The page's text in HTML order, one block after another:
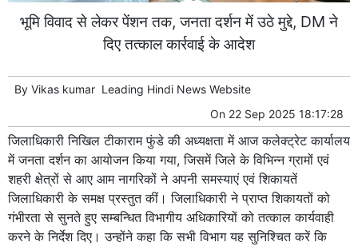
भूमि विवाद से लेकर पेंशन तक, जनता दर्शन में उठे मुद्दे, DM ने
दिए तत्काल कार्रवाई के आदेश
By Vikas kumar Leading Hindi News Website
On 22 Sep 2025 18:17:28
जिलाधिकारी निखिल टीकाराम फुंडे की अध्यक्षता में आज कलेक्ट्रेट कार्यालय
में जनता दर्शन का आयोजन किया गया, जिसमें जिले के विभिन्न ग्रामों एवं
शहरी क्षेत्रों से आए आम नागरिकों ने अपनी समस्याएं एवं शिकायतें
जिलाधिकारी के समक्ष प्रस्तुत कीं। जिलाधिकारी ने प्राप्त शिकायतों को
गंभीरता से सुनते हुए सम्बन्धित विभागीय अधिकारियों को तत्काल कार्यवाही
करने के निर्देश दिए। उन्होंने कहा कि सभी विभाग यह सुनिश्चित करें कि